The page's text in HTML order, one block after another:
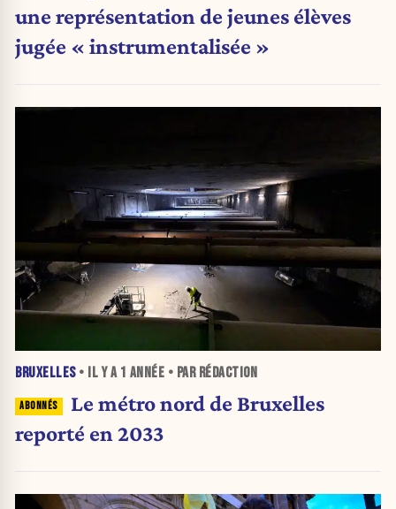
une représentation de jeunes élèves
jugée « instrumentalisée »
BRUXELLES• IL Y A 1 ANNÉE • PAR RÉDACTION
Le métro nord de Bruxelles
reporté en 2033